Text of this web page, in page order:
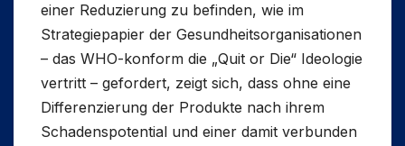
einer Reduzierung zu befinden, wie im
Strategiepapier der Gesundheitsorganisationen
– das WHO-konform die „Quit or Die“ Ideologie
vertritt – gefordert, zeigt sich, dass ohne eine
Differenzierung der Produkte nach ihrem
Schadenspotential und einer damit verbunden